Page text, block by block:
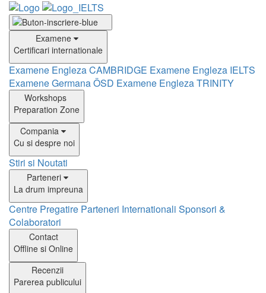
Examene
Certificari internationale
Examene Engleza CAMBRIDGE Examene Engleza IELTS
Examene Germana ÖSD Examene Engleza TRINITY
Workshops
Preparation Zone
Compania
Cu si despre noi
Stiri si Noutati
Parteneri
La drum impreuna
Centre Pregatire Parteneri Internationali Sponsori &
Colaboratori
Contact
Offline si Online
Recenzii
Parerea publicului